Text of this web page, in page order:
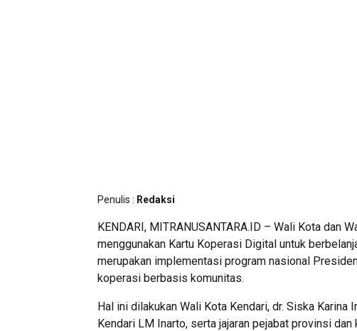
Penulis : Redaksi
KENDARI, MITRANUSANTARA.ID – Wali Kota dan
menggunakan Kartu Koperasi Digital untuk
merupakan implementasi program nasional
koperasi berbasis komunitas.
Hal ini dilakukan Wali Kota Kendari, dr. Siska Karina
Kendari LM Inarto, serta jajaran pejabat provinsi